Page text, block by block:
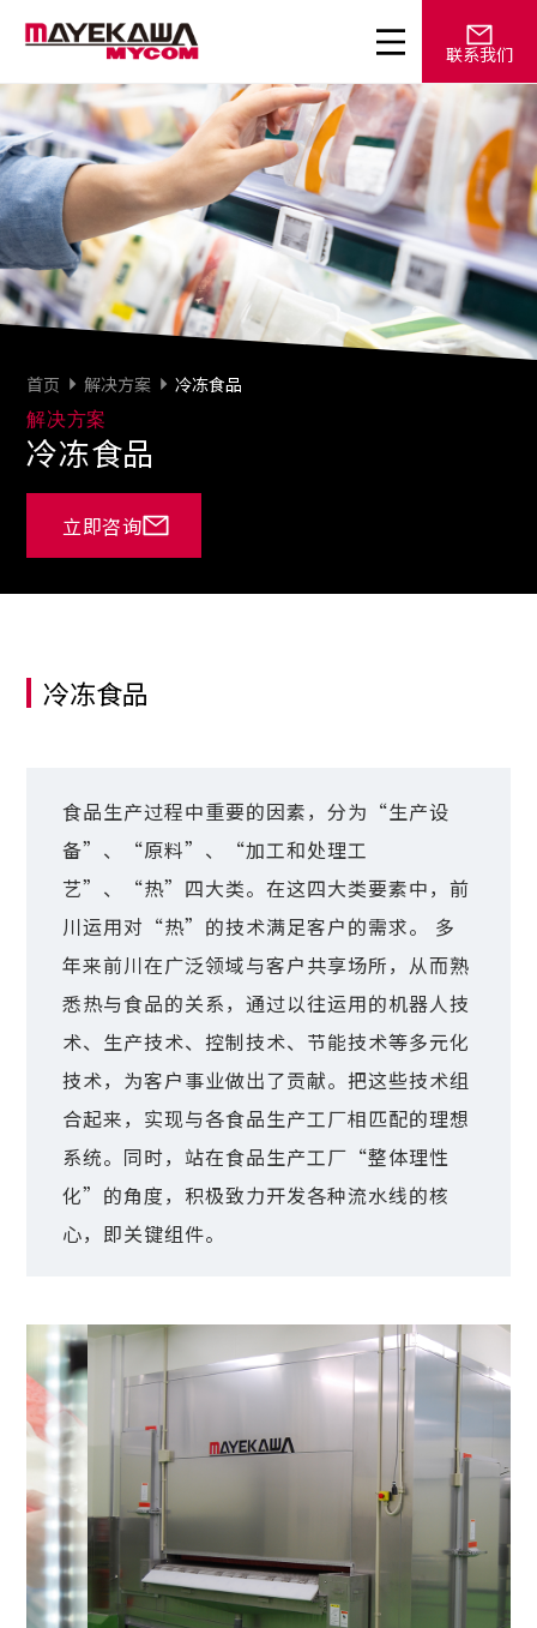
联系我们
首页 解决方案 冷冻食品
解决方案
冷冻食品
立即咨询
冷冻食品
食品生产过程中重要的因素，分为“生产设
备”、“原料”、“加工和处理工
艺”、“热”四大类。在这四大类要素中，前
川运用对“热”的技术满足客户的需求。 多
年来前川在广泛领域与客户共享场所，从而熟
悉热与食品的关系，通过以往运用的机器人技
术、生产技术、控制技术、节能技术等多元化
技术，为客户事业做出了贡献。把这些技术组
合起来，实现与各食品生产工厂相匹配的理想
系统。同时，站在食品生产工厂“整体理性
化”的角度，积极致力开发各种流水线的核
心，即关键组件。